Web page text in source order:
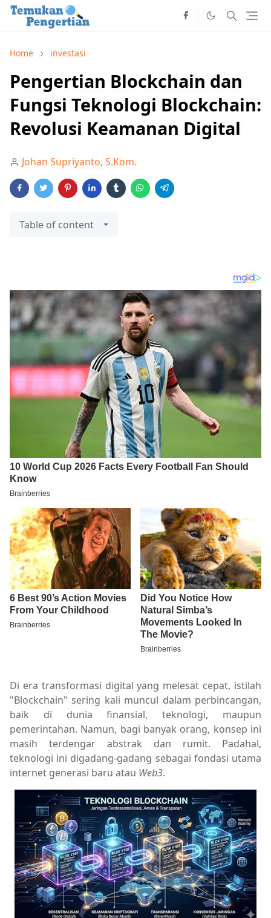
Home investasi
Pengertian Blockchain dan
Fungsi Teknologi Blockchain:
Revolusi Keamanan Digital
Johan Supriyanto, S.Kom.
Table of content
Di era transformasi digital yang melesat cepat, istilah
"Blockchain" sering kali muncul dalam perbincangan,
baik di dunia finansial, teknologi, maupun
pemerintahan. Namun, bagi banyak orang, konsep ini
masih terdengar abstrak dan rumit. Padahal,
teknologi ini digadang-gadang sebagai fondasi utama
internet generasi baru atau Web3.